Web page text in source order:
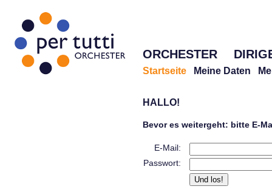
ORCHESTER
Startseite Meine Daten
HALLO!
Bevor es weitergeht: bitte E-
E-Mail:
Passwort: